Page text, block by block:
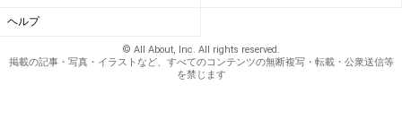
ヘルプ
© All About, Inc. All rights reserved.
掲載の記事・写真・イラストなど、すべてのコンテンツの無断複写・転載・公衆送信等
を禁じます